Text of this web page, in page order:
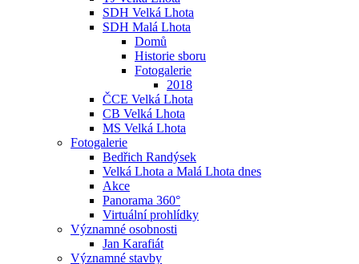
SDH Velká Lhota
SDH Malá Lhota
Domů
Historie sboru
Fotogalerie
2018
ČCE Velká Lhota
CB Velká Lhota
MS Velká Lhota
Fotogalerie
Bedřich Randýsek
Velká Lhota a Malá Lhota dnes
Akce
Panorama 360°
Virtuální prohlídky
Významné osobnosti
Jan Karafiát
Významné stavby